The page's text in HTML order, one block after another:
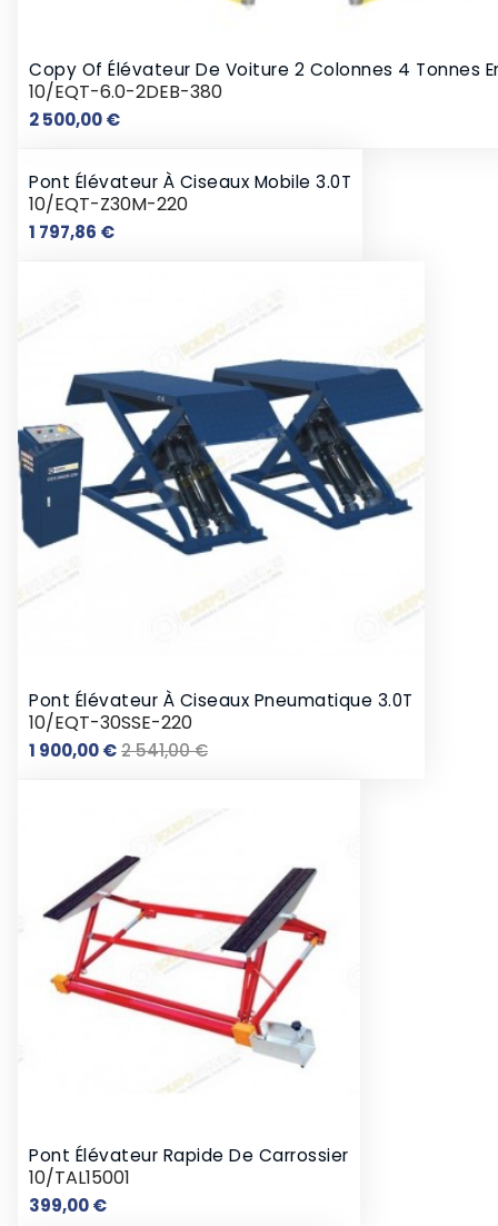
Copy Of Élévateur De Voiture 2 Colonnes 4 Tonnes
10/EQT-6.0-2DEB-380
2 500,00 €Prix
Pont Élévateur À Ciseaux Mobile 3.0T
10/EQT-Z30M-220
1 797,86 €Prix
Pont Élévateur À Ciseaux Pneumatique 3.0T
10/EQT-30SSE-220
1 900,00 €Prix
2 541,00 €Prix
Pont Élévateur Rapide De Carrossier
10/TAL15001
399,00 €Prix